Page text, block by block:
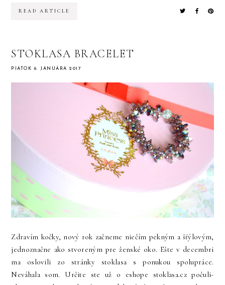
READ ARTICLE
STOKLASA BRACELET
PIATOK 6. JANUÁRA 2017
Zdravím kočky, nový rok začneme niečím pekným a šťýlovým,
jednoznačne ako stvoreným pre ženské oko. Ešte v decembri
ma oslovili zo stránky stoklasa s ponukou spolupráce.
Neváhala som. Určite ste už o eshope stoklasa.cz počuli-